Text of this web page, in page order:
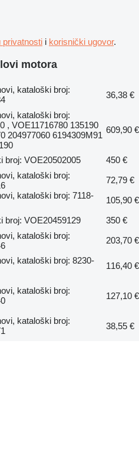
privatnosti i korisnički ugovor.
motora
kataloški broj:
36,38 €
kataloški broj:
, VOE11716780 135190
204977060 6194309M91
609,90 €
broj: VOE20502005
450 €
kataloški broj:
72,79 €
kataloški broj: 7118-
105,90 €
broj: VOE20459129
350 €
kataloški broj:
203,70 €
kataloški broj: 8230-
116,40 €
kataloški broj:
127,10 €
kataloški broj:
38,55 €